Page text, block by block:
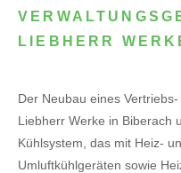
LIEBHERR
Der Neubau eines
Liebherr Werke in Biberach
Kühlsystem, das mit Heiz-
Umluftkühlgeräten sowie